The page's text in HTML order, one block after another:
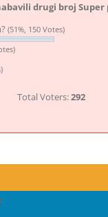
drugi broj Super
(51%, 150 Votes)
Total Voters:292